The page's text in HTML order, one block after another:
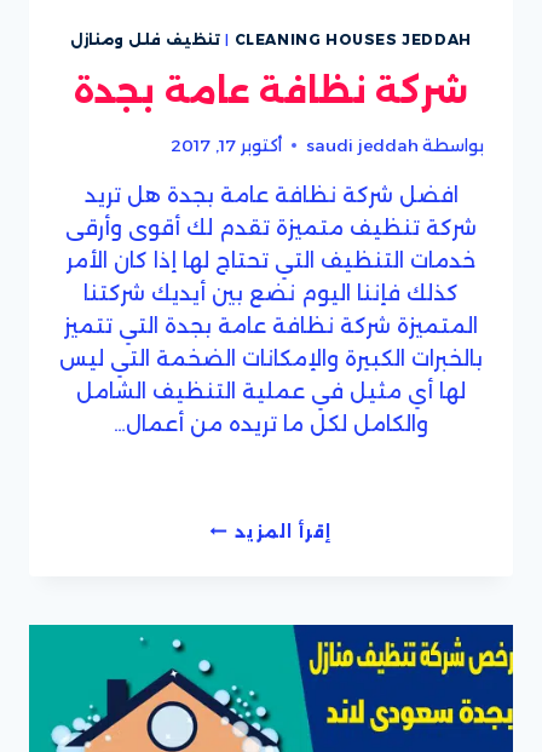
CLEANING HOUSES JEDDAH
| تنظيف فلل ومنازل
شركة نظافة عامة بجدة
بواسطة saudi jeddah أكتوبر 17, 2017
افضل شركة نظافة عامة بجدة هل تريد
شركة تنظيف متميزة تقدم لك أقوى وأرقى
خدمات التنظيف التي تحتاج لها إذا كان الأمر
كذلك فإننا اليوم نضع بين أيديك شركتنا
المتميزة شركة نظافة عامة بجدة التي تتميز
بالخبرات الكبيرة والإمكانات الضخمة التي ليس
لها أي مثيل في عملية التنظيف الشامل
والكامل لكل ما تريده من أعمال…
إقرأ المزيدشركة